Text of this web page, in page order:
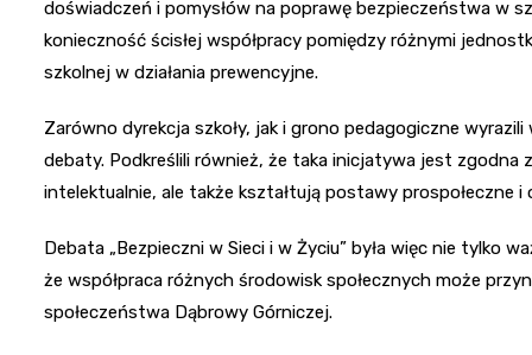
doświadczeń i pomysłów na poprawę bezpieczeństwa w
konieczność ścisłej współpracy pomiędzy różnymi
szkolnej w działania prewencyjne.
Zarówno dyrekcja szkoły, jak i grono pedagogiczne
debaty. Podkreślili również, że taka inicjatywa jest zgodna
intelektualnie, ale także kształtują postawy prospołeczne i
Debata „Bezpieczni w Sieci i w Życiu” była więc nie tylko
że współpraca różnych środowisk społecznych może
społeczeństwa Dąbrowy Górniczej.